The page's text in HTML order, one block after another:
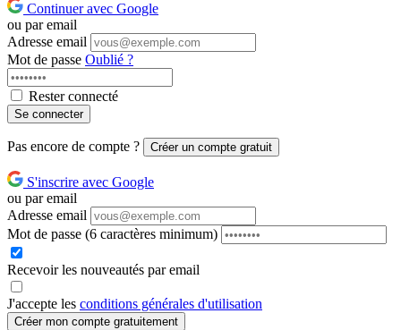
Continuer avec Google
ou par email
Adresse email
Mot de passe Oublié ?
Rester connecté
Se connecter
Pas encore de compte ? Créer un compte gratuit
S'inscrire avec Google
ou par email
Adresse email
Mot de passe (6 caractères minimum)
Recevoir les nouveautés par email
J'accepte les conditions générales d'utilisation
Créer mon compte gratuitement